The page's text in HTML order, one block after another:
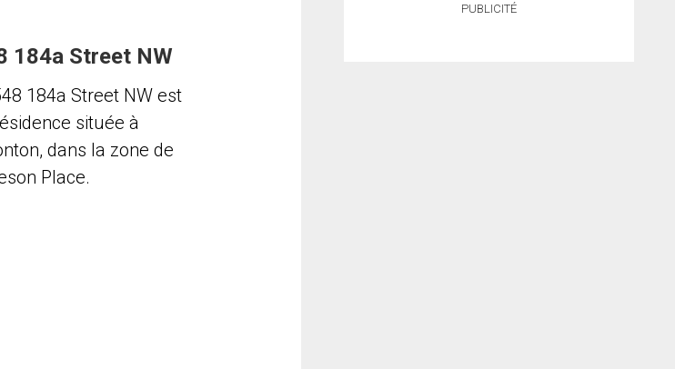
184a Street NW
184a Street NW est
située à
dans la zone de
Place.
PUBLICITÉ